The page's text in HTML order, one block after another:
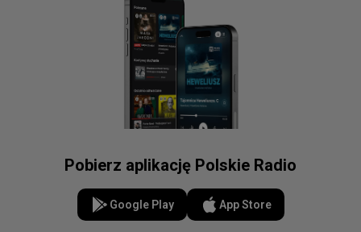
Pobierz aplikację Polskie Radio
Google Play App Store